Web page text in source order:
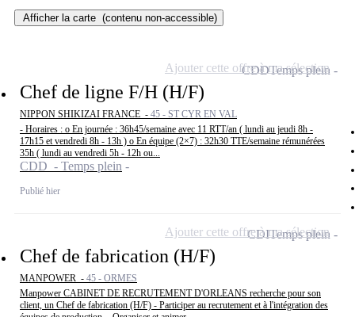
Afficher la carte (contenu non-accessible)
Chef de ligne F/H (H/F)
NIPPON SHIKIZAI FRANCE - 45 - ST CYR EN VAL
- Horaires : o En journée : 36h45/semaine avec 11 RTT/an ( lundi au jeudi 8h -
17h15 et vendredi 8h - 13h ) o En équipe (2×7) : 32h30 TTE/semaine rémunérées
35h ( lundi au vendredi 5h - 12h ou...
CDD - Temps plein
Publié hier
CDDTemps plein
Ajouter cette offre à ma sélection
Chef de fabrication (H/F)
MANPOWER - 45 - ORMES
Manpower CABINET DE RECRUTEMENT D'ORLEANS recherche pour son
client, un Chef de fabrication (H/F) - Participer au recrutement et à l'intégration des
CDITemps plein
Ajouter cette offre à ma sélection